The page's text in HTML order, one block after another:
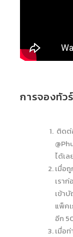
การจองทัวร์
ติดต่
ได้เ
เมื่อ
เรา
เข้า
แพ็ค
อีก
เมื่อ